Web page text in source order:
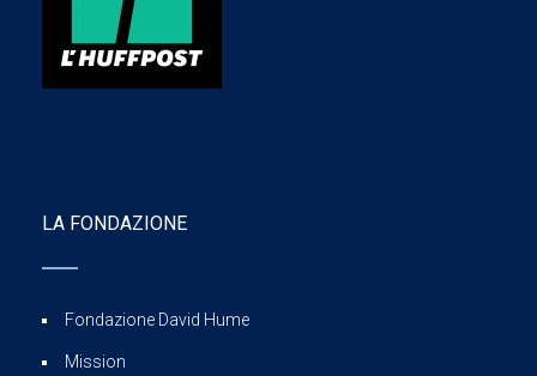
LA FONDAZIONE
Fondazione David Hume
Mission